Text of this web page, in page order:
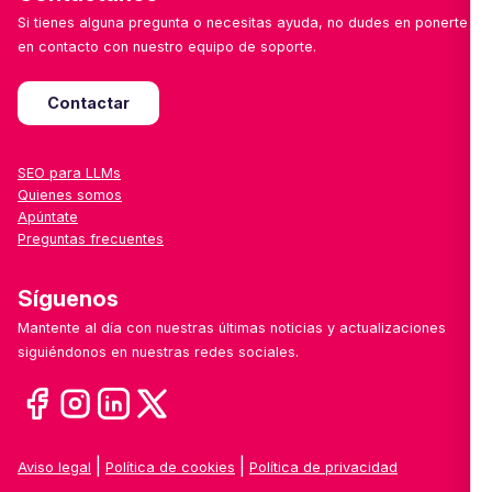
Si tienes alguna pregunta o necesitas ayuda, no dudes en ponerte
en contacto con nuestro equipo de soporte.
Contactar
SEO para LLMs
Quienes somos
Apúntate
Preguntas frecuentes
Síguenos
Mantente al día con nuestras últimas noticias y actualizaciones
siguiéndonos en nuestras redes sociales.
Aviso legal Política de cookies Política de privacidad